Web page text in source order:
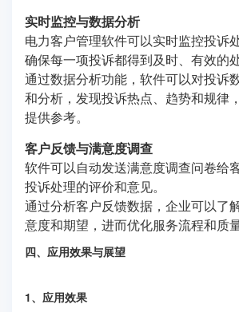
实时监控与数据分析
电力客户管理软件可以实时监控投诉
确保每一项投诉都得到及时、有效的处
通过数据分析功能，软件可以对投诉
和分析，发现投诉热点、趋势和规律
提供参考。
客户反馈与满意度调查
软件可以自动发送满意度调查问卷给
投诉处理的评价和意见。
通过分析客户反馈数据，企业可以了
意度和期望，进而优化服务流程和质量
四、应用效果与展望
1、应用效果